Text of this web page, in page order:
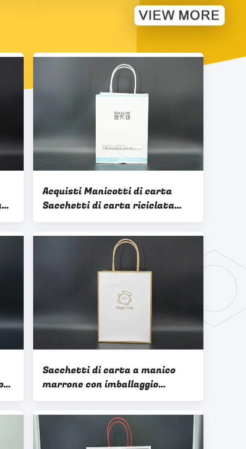
Acquisti Manicotti di carta
Sacchetti di carta riciclata
Sacchetti di carta bianca
Sacchetti di carta a manico
marrone con imballaggio
ecologico